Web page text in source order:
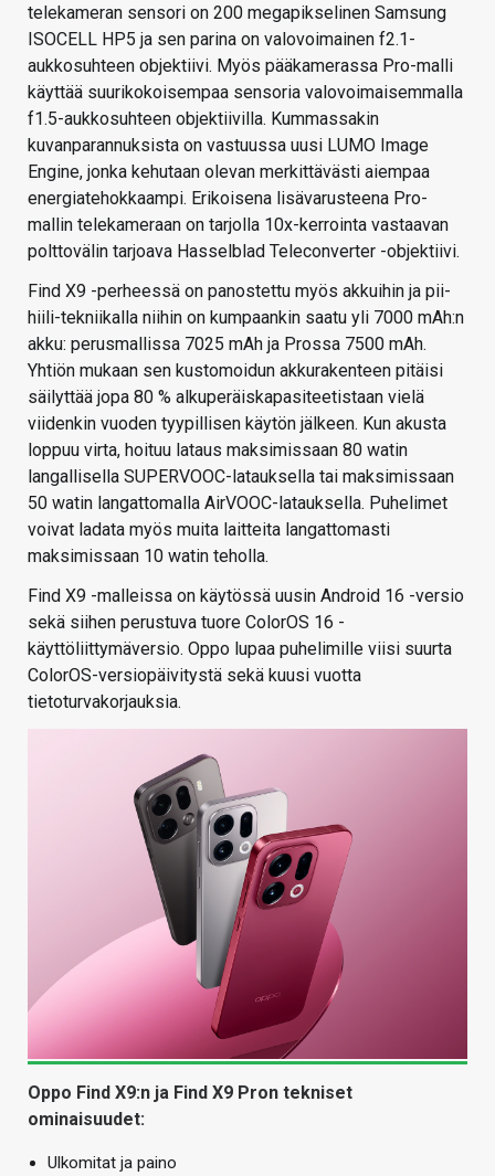
telekameran sensori on 200 megapikselinen Samsung
ISOCELL HP5 ja sen parina on valovoimainen f2.1-
aukkosuhteen objektiivi. Myös pääkamerassa Pro-malli
käyttää suurikokoisempaa sensoria valovoimaisemmalla
f1.5-aukkosuhteen objektiivilla. Kummassakin
kuvanparannuksista on vastuussa uusi LUMO Image
Engine, jonka kehutaan olevan merkittävästi aiempaa
energiatehokkaampi. Erikoisena lisävarusteena Pro-
mallin telekameraan on tarjolla 10x-kerrointa vastaavan
polttovälin tarjoava Hasselblad Teleconverter -objektiivi.
Find X9 -perheessä on panostettu myös akkuihin ja pii-
hiili-tekniikalla niihin on kumpaankin saatu yli 7000 mAh:n
akku: perusmallissa 7025 mAh ja Prossa 7500 mAh.
Yhtiön mukaan sen kustomoidun akkurakenteen pitäisi
säilyttää jopa 80 % alkuperäiskapasiteetistaan vielä
viidenkin vuoden tyypillisen käytön jälkeen. Kun akusta
loppuu virta, hoituu lataus maksimissaan 80 watin
langallisella SUPERVOOC-latauksella tai maksimissaan
50 watin langattomalla AirVOOC-latauksella. Puhelimet
voivat ladata myös muita laitteita langattomasti
maksimissaan 10 watin teholla.
Find X9 -malleissa on käytössä uusin Android 16 -versio
sekä siihen perustuva tuore ColorOS 16 -
käyttöliittymäversio. Oppo lupaa puhelimille viisi suurta
ColorOS-versiopäivitystä sekä kuusi vuotta
tietoturvakorjauksia.
Oppo Find X9:n ja Find X9 Pron tekniset
ominaisuudet:
Ulkomitat ja paino